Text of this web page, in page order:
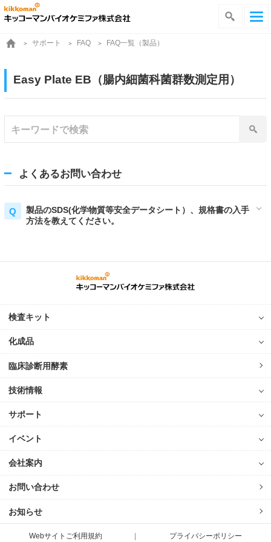
サポート FAQ FAQ一覧（製品）
Easy Plate EB（腸内細菌科菌群数測定用）
よくあるお問い合わせ
製品のSDS(化学物質等安全データシート）、規格書の入手
方法を教えてください。
検査キット
化成品
臨床診断用酵素
技術情報
サポート
イベント
会社案内
お問い合わせ
お知らせ
Webサイトご利用規約 プライバシーポリシー